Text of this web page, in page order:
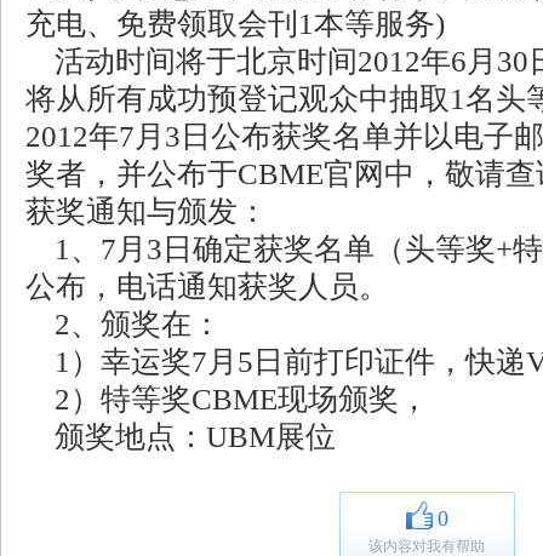
充电、免费领取会刊1本等服务)
活动时间将于北京时间2012年6月30
将从所有成功预登记观众中抽取1名头
2012年7月3日公布获奖名单并以电子
奖者，并公布于CBME官网中，敬请查
获奖通知与颁发：
1、7月3日确定获奖名单（头等奖+
公布，电话通知获奖人员。
2、颁奖在：
1）幸运奖7月5日前打印证件，快递
2）特等奖CBME现场颁奖，
颁奖地点：UBM展位
0
该内容对我有帮助